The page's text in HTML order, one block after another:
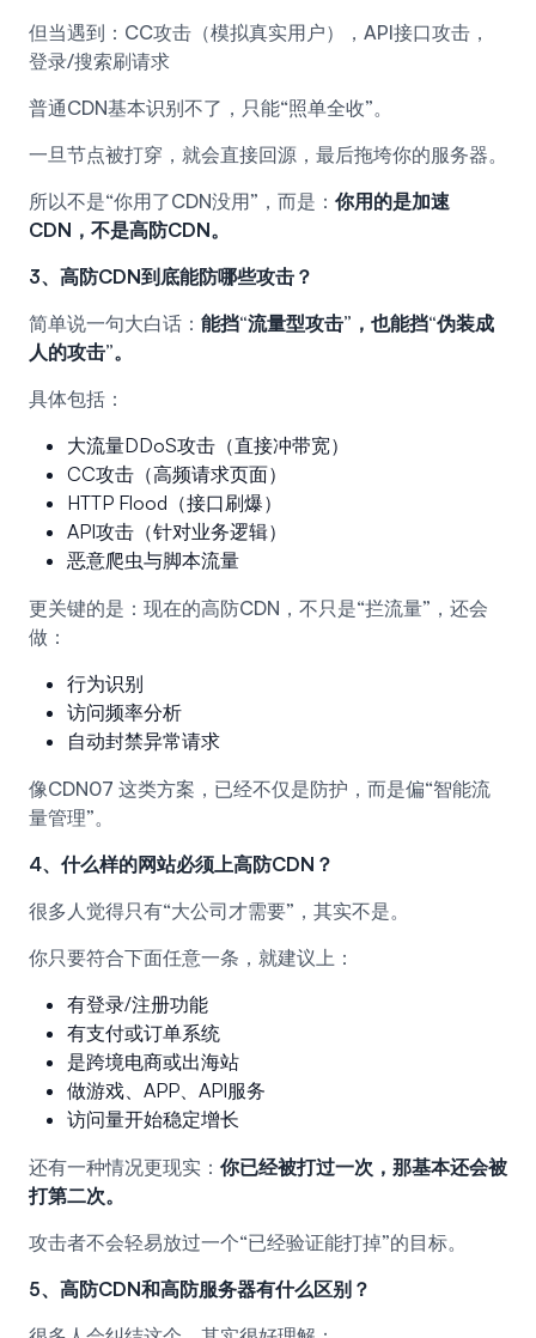
但当遇到：CC攻击（模拟真实用户），API接口攻击，
登录/搜索刷请求
普通CDN基本识别不了，只能“照单全收”。
一旦节点被打穿，就会直接回源，最后拖垮你的服务器。
所以不是“你用了CDN没用”，而是： 你用的是加速
CDN，不是高防CDN。
3、高防CDN到底能防哪些攻击？
简单说一句大白话： 能挡“流量型攻击”，也能挡“伪装成
人的攻击”。
具体包括：
大流量DDoS攻击（直接冲带宽）
CC攻击（高频请求页面）
HTTP Flood（接口刷爆）
API攻击（针对业务逻辑）
恶意爬虫与脚本流量
更关键的是：现在的高防CDN，不只是“拦流量”，还会
做：
行为识别
访问频率分析
自动封禁异常请求
像CDN07 这类方案，已经不仅是防护，而是偏“智能流
量管理”。
4、什么样的网站必须上高防CDN？
很多人觉得只有“大公司才需要”，其实不是。
你只要符合下面任意一条，就建议上：
有登录/注册功能
有支付或订单系统
是跨境电商或出海站
做游戏、APP、API服务
访问量开始稳定增长
还有一种情况更现实： 你已经被打过一次，那基本还会被
打第二次。
攻击者不会轻易放过一个“已经验证能打掉”的目标。
5、高防CDN和高防服务器有什么区别？